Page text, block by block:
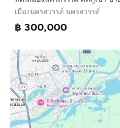
เมืองนครสวรรค์ นครสวรรค์
฿ 300,000